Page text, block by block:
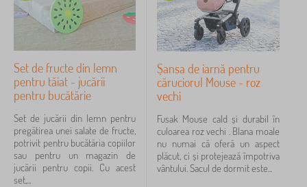
Set de fructe din lemn
pentru tăiat - jucării
pentru bucătărie
Set de jucării din lemn pentru
pregătirea unei salate de fructe,
potrivit pentru bucătăria copiilor
sau pentru un magazin de
jucării pentru copii. Cu acest
set,...
Șansa de iarnă pentru
căruciorul Mouse - roz
vechi
Fusak Mouse cald și durabil în
culoarea roz vechi . Blana moale
nu numai că oferă un aspect
plăcut, ci și protejează împotriva
vântului. Sacul de dormit este...